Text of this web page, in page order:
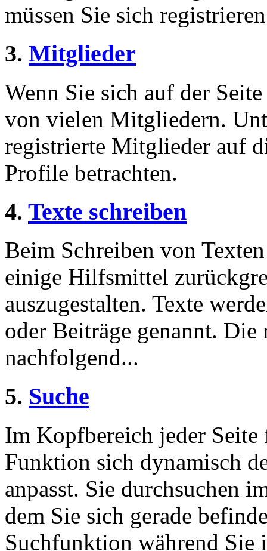
müssen Sie sich
3. Mitglieder
Wenn Sie sich auf der
von vielen Mitgliedern.
registrierte Mitglieder auf
Profile betrachten.
4. Texte schreiben
Beim Schreiben von
einige Hilfsmittel
auszugestalten. Texte
oder Beiträge genannt.
nachfolgend...
5. Suche
Im Kopfbereich jeder Seite
Funktion sich dynamisch
anpasst. Sie durchsuchen
dem Sie sich gerade
Suchfunktion während Sie